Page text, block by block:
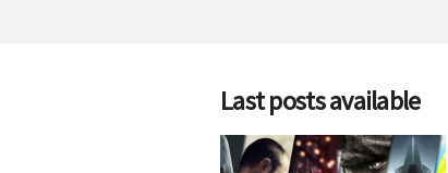
Last posts available